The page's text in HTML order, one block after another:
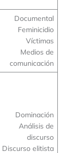
Documental
Feminicidio
Víctimas
Medios de
comunicación
Dominación
Análisis de
discurso
Discurso elitista